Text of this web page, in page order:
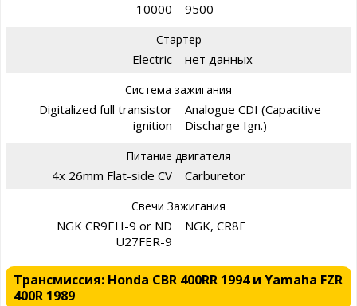
10000 9500
Стартер
Electric нет данных
Система зажигания
Digitalized full transistor
ignition
Analogue CDI (Capacitive
Discharge Ign.)
Питание двигателя
4x 26mm Flat-side CV Carburetor
Свечи Зажигания
NGK CR9EH-9 or ND
U27FER-9
NGK, CR8E
Трансмиссия: Honda CBR 400RR 1994 и Yamaha FZR
400R 1989